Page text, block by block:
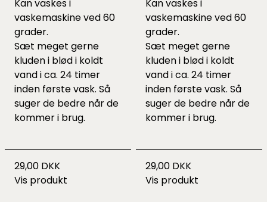
Kan vaskes i
vaskemaskine ved 60
grader.
Sæt meget gerne
kluden i blød i koldt
vand i ca. 24 timer
inden første vask. Så
suger de bedre når de
kommer i brug.
29,00 DKK
Vis produkt
Kan vaskes i
vaskemaskine ved 60
grader.
Sæt meget gerne
kluden i blød i koldt
vand i ca. 24 timer
inden første vask. Så
suger de bedre når de
kommer i brug.
29,00 DKK
Vis produkt